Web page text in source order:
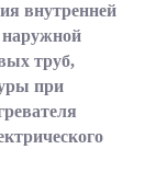
внутренней
наружной
труб,
при